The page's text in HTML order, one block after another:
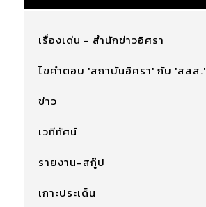
เรื่องเด่น - สำนักข่าวอิศรา
ไขคำตอบ 'สถาบันอิศรา' กับ 'สสส.'
ข่าว
เวทีทัศน์
รายงาน-สกู๊ป
เกาะประเด็น